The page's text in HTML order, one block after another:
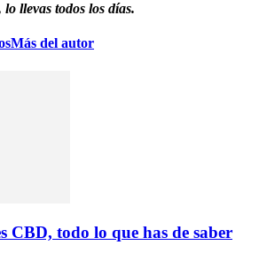
llevas todos los días.
Más del autor
CBD, todo lo que has de saber